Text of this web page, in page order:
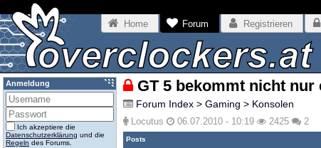
Home Forum Registrieren
GT 5 bekommt nicht nur
Forum Index > Gaming > Konsolen
Locutus 06.07.2010 - 10:19 2425 2
Posts
Anmeldung
Ich akzeptiere die
Datenschutzerklärung und die
Regeln des Forums.